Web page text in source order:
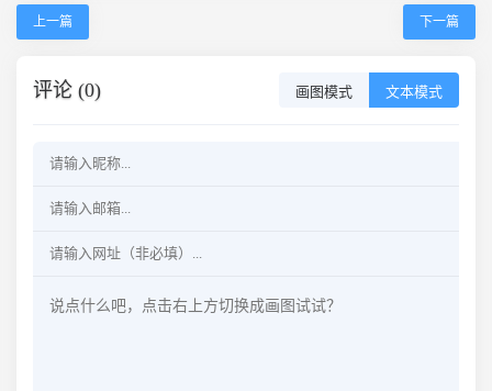
上一篇 下一篇
评论 (0) 画图模式 文本模式